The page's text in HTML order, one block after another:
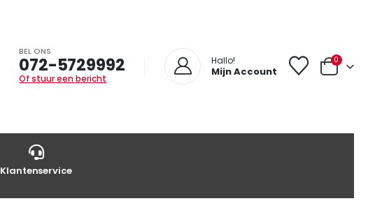
BEL ONS
072-5729992
Of stuur een bericht
Hallo!
Mijn Account
0
Klantenservice